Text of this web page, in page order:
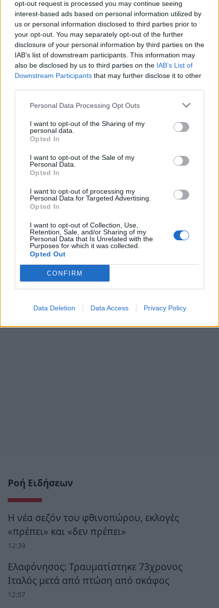
opt-out request is processed you may continue seeing
interest-based ads based on personal information utilized by
us or personal information disclosed to third parties prior to
your opt-out. You may separately opt-out of the further
disclosure of your personal information by third parties on the
IAB’s list of downstream participants. This information may
also be disclosed by us to third parties on the IAB’s List of
Downstream Participants that may further disclose it to other
Personal Data Processing Opt Outs
I want to opt-out of the Sharing of my
personal data.
Opted In
I want to opt-out of the Sale of my
Personal Data.
Opted In
I want to opt-out of processing my
Personal Data for Targeted Advertising.
Opted In
I want to opt-out of Collection, Use,
Retention, Sale, and/or Sharing of my
Personal Data that Is Unrelated with the
Purposes for which it was collected.
Opted Out
CONFIRM
Data Deletion Data Access Privacy Policy
απόλυτη αναγκαιότητα της παραγωγής γνώσης
και επιστημονικής τεκμηρίωσης από Μονάδες
της ΠΦΥ.«Το κέντρο Υγείας Αρεόπολης παρά τις
δυσκολίες των καιρών, εργάζεται αδιάκοπα προς
αυτήν την κατεύθυνση με στόχο τη συνεχή
αναβάθμιση των Υπηρεσιών Υγείας στους πολίτες της
ακριτικής Μάνης.»εξηγεί ο κ. Μαριόλης.
Ροή Ειδήσεων
Η νέα σεζόν του φθινοπώρου, εκλογές
«πρέπει» και «δεν πρέπει»
12:39
Ελαφόνησος: Τραυματίστηκε 73χρονος
Ιταλός μετά από πτώση από σκάφος
12:07